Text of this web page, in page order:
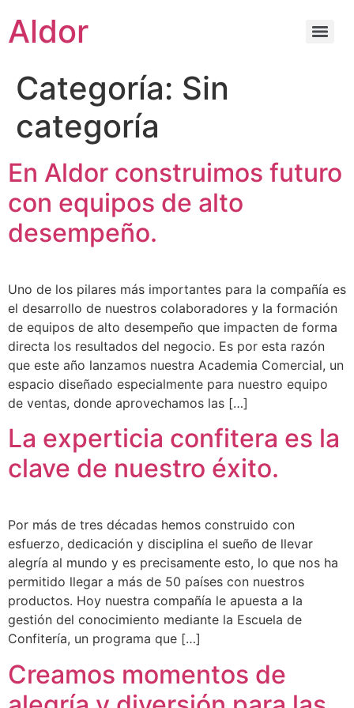
Aldor
Categoría: Sin
categoría
En Aldor construimos futuro
con equipos de alto
desempeño.
Uno de los pilares más importantes para la compañía es
el desarrollo de nuestros colaboradores y la formación
de equipos de alto desempeño que impacten de forma
directa los resultados del negocio. Es por esta razón
que este año lanzamos nuestra Academia Comercial, un
espacio diseñado especialmente para nuestro equipo
de ventas, donde aprovechamos las […]
La experticia confitera es la
clave de nuestro éxito.
Por más de tres décadas hemos construido con
esfuerzo, dedicación y disciplina el sueño de llevar
alegría al mundo y es precisamente esto, lo que nos ha
permitido llegar a más de 50 países con nuestros
productos. Hoy nuestra compañía le apuesta a la
gestión del conocimiento mediante la Escuela de
Confitería, un programa que […]
Creamos momentos de